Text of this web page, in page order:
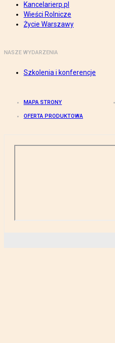
Kancelarierp.pl
Wieści Rolnicze
Życie Warszawy
NASZE WYDARZENIA
Szkolenia i konferencje
MAPA STRONY
OFERTA PRODUKTOWA